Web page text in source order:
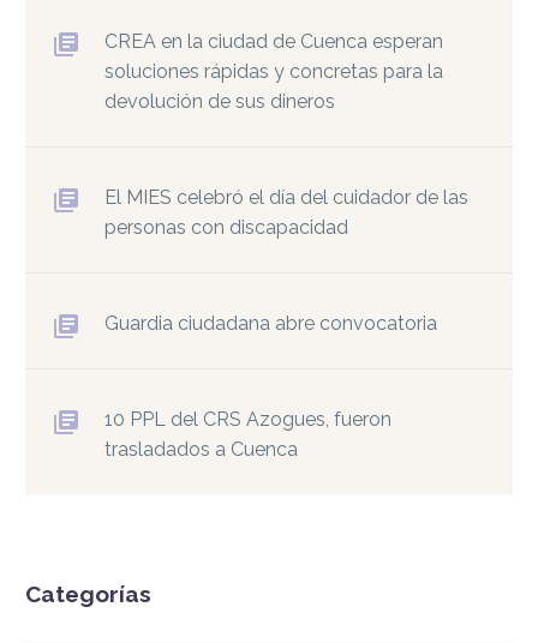
CREA en la ciudad de Cuenca esperan
soluciones rápidas y concretas para la
devolución de sus dineros
El MIES celebró el día del cuidador de las
personas con discapacidad
Guardia ciudadana abre convocatoria
10 PPL del CRS Azogues, fueron
trasladados a Cuenca
Categorías